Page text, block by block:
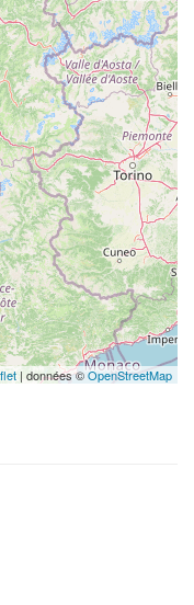
| données ©OpenStreetMap